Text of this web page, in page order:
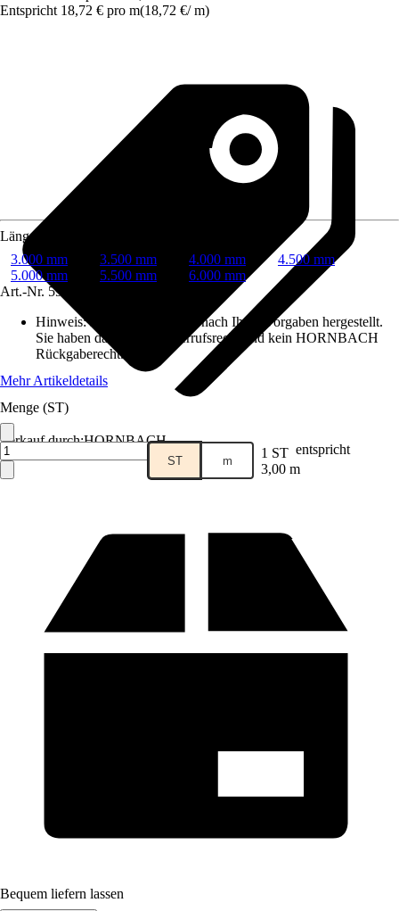
Entspricht 18,72 € pro m(18,72 €/ m)
Verkauf durch:HORNBACH
Länge
3.000 mm
3.500 mm 4.000 mm
4.500 mm
5.000 mm
5.500 mm
6.000 mm
Art.-Nr. 5955334
Hinweis: Dieser Artikel wird nach Ihren Vorgaben hergestellt.
Sie haben daher kein Widerrufsrecht und kein HORNBACH
Rückgaberecht.
Mehr Artikeldetails
Menge (ST)
ST m 1 ST entspricht
3,00 m
Bequem liefern lassen